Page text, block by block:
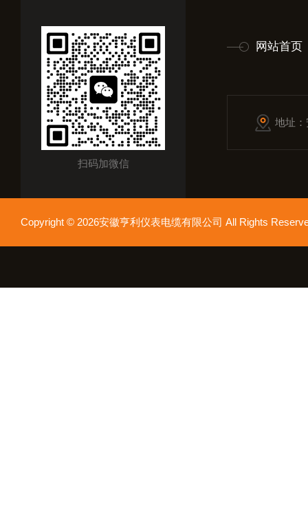
扫码加微信
网站首页
地址
Copyright © 2026安徽亨利仪表电缆有限公司 All Rights